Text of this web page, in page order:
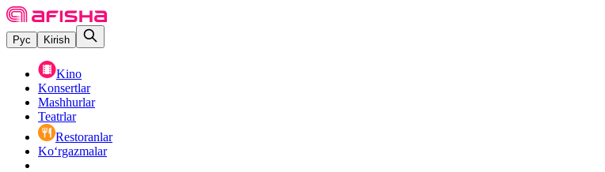
Рус Kirish
Kino
Konsertlar
Mashhurlar
Teatrlar
Restoranlar
Ko‘rgazmalar